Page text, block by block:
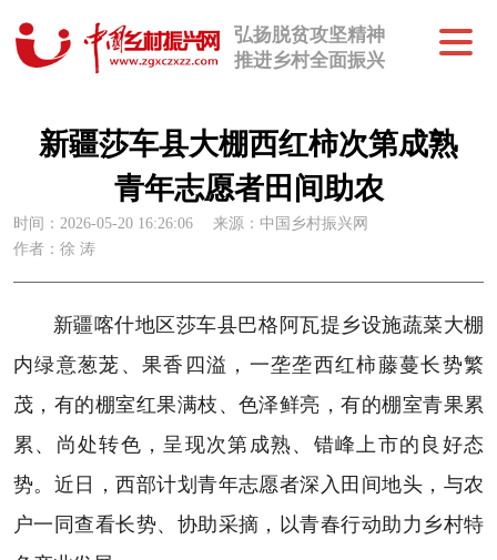
弘扬脱贫攻坚精神
推进乡村全面振兴
新疆莎车县大棚西红柿次第成熟
青年志愿者田间助农
时间：2026-05-20 16:26:06
来源：中国乡村振兴网
作者：徐 涛
新疆喀什地区莎车县巴格阿瓦提乡设施蔬菜大棚
内绿意葱茏、果香四溢，一垄垄西红柿藤蔓长势繁
茂，有的棚室红果满枝、色泽鲜亮，有的棚室青果累
累、尚处转色，呈现次第成熟、错峰上市的良好态
势。近日，西部计划青年志愿者深入田间地头，与农
户一同查看长势、协助采摘，以青春行动助力乡村特